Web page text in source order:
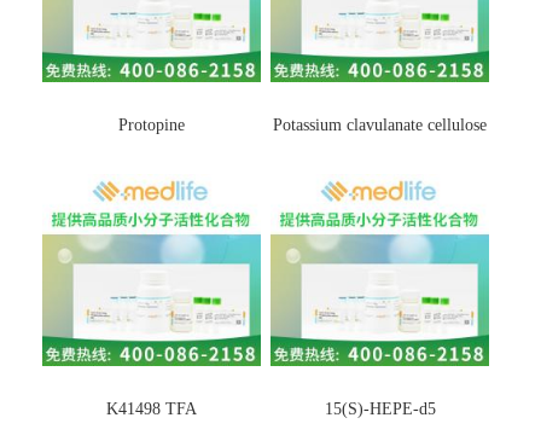
Protopine Potassium clavulanate cellulose
K41498 TFA 15(S)-HEPE-d5